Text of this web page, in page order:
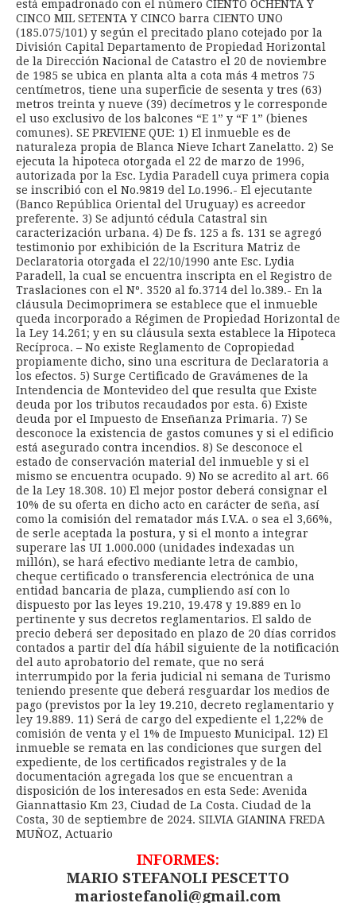
está empadronado con el número CIENTO OCHENTA Y
CINCO MIL SETENTA Y CINCO barra CIENTO UNO
(185.075/101) y según el precitado plano cotejado por la
División Capital Departamento de Propiedad Horizontal
de la Dirección Nacional de Catastro el 20 de noviembre
de 1985 se ubica en planta alta a cota más 4 metros 75
centímetros, tiene una superficie de sesenta y tres (63)
metros treinta y nueve (39) decímetros y le corresponde
el uso exclusivo de los balcones “E 1” y “F 1” (bienes
comunes). SE PREVIENE QUE: 1) El inmueble es de
naturaleza propia de Blanca Nieve Ichart Zanelatto. 2) Se
ejecuta la hipoteca otorgada el 22 de marzo de 1996,
autorizada por la Esc. Lydia Paradell cuya primera copia
se inscribió con el No.9819 del Lo.1996.- El ejecutante
(Banco República Oriental del Uruguay) es acreedor
preferente. 3) Se adjuntó cédula Catastral sin
caracterización urbana. 4) De fs. 125 a fs. 131 se agregó
testimonio por exhibición de la Escritura Matriz de
Declaratoria otorgada el 22/10/1990 ante Esc. Lydia
Paradell, la cual se encuentra inscripta en el Registro de
Traslaciones con el Nº. 3520 al fo.3714 del lo.389.- En la
cláusula Decimoprimera se establece que el inmueble
queda incorporado a Régimen de Propiedad Horizontal de
la Ley 14.261; y en su cláusula sexta establece la Hipoteca
Recíproca. – No existe Reglamento de Copropiedad
propiamente dicho, sino una escritura de Declaratoria a
los efectos. 5) Surge Certificado de Gravámenes de la
Intendencia de Montevideo del que resulta que Existe
deuda por los tributos recaudados por esta. 6) Existe
deuda por el Impuesto de Enseñanza Primaria. 7) Se
desconoce la existencia de gastos comunes y si el edificio
está asegurado contra incendios. 8) Se desconoce el
estado de conservación material del inmueble y si el
mismo se encuentra ocupado. 9) No se acredito al art. 66
de la Ley 18.308. 10) El mejor postor deberá consignar el
10% de su oferta en dicho acto en carácter de seña, así
como la comisión del rematador más I.V.A. o sea el 3,66%,
de serle aceptada la postura, y si el monto a integrar
superare las UI 1.000.000 (unidades indexadas un
millón), se hará efectivo mediante letra de cambio,
cheque certificado o transferencia electrónica de una
entidad bancaria de plaza, cumpliendo así con lo
dispuesto por las leyes 19.210, 19.478 y 19.889 en lo
pertinente y sus decretos reglamentarios. El saldo de
precio deberá ser depositado en plazo de 20 días corridos
contados a partir del día hábil siguiente de la notificación
del auto aprobatorio del remate, que no será
interrumpido por la feria judicial ni semana de Turismo
teniendo presente que deberá resguardar los medios de
pago (previstos por la ley 19.210, decreto reglamentario y
ley 19.889. 11) Será de cargo del expediente el 1,22% de
comisión de venta y el 1% de Impuesto Municipal. 12) El
inmueble se remata en las condiciones que surgen del
expediente, de los certificados registrales y de la
documentación agregada los que se encuentran a
disposición de los interesados en esta Sede: Avenida
Giannattasio Km 23, Ciudad de La Costa. Ciudad de la
Costa, 30 de septiembre de 2024. SILVIA GIANINA FREDA
MUÑOZ, Actuario
INFORMES:
MARIO STEFANOLI PESCETTO
mariostefanoli@gmail.com